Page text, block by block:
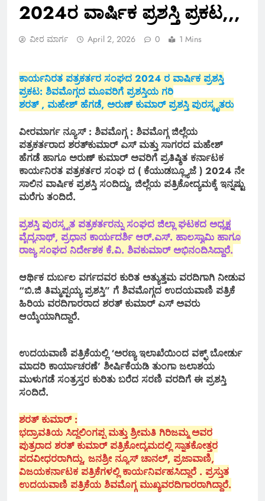
2024ರ ವಾರ್ಷಿಕ ಪ್ರಶಸ್ತಿ ಪ್ರಕಟ,,,
ವೀರ ಮಾರ್ಗ April 2, 2026 0 1 Mins
ಕಾರ್ಯನಿರತ ಪತ್ರಕರ್ತರ ಸಂಘದ 2024 ರ ವಾರ್ಷಿಕ ಪ್ರಶಸ್ತಿ
ಪ್ರಕಟ: ಶಿವಮೊಗ್ಗದ ಮೂವರಿಗೆ ಪ್ರಶಸ್ತಿಯ ಗರಿ
ಶರತ್ , ಮಹೇಶ್ ಹೆಗಡೆ, ಅರುಣ್ ಕುಮಾರ್ ಪ್ರಶಸ್ತಿ ಪುರಸ್ಕೃತರು
ವೀರಮಾರ್ಗ ನ್ಯೂಸ್ : ಶಿವಮೊಗ್ಗ : ಶಿವಮೊಗ್ಗ ಜಿಲ್ಲೆಯ
ಪತ್ರಕರ್ತರಾದ ಶರತ್‌ಕುಮಾರ್ ಎಸ್ ಮತ್ತು ಸಾಗರದ ಮಹೇಶ್
ಹೆಗಡೆ ಹಾಗೂ ಅರುಣ್‍ ಕುಮಾರ್ ಅವರಿಗೆ ಪ್ರತಿಷ್ಠಿತ ಕರ್ನಾಟಕ
ಕಾರ್ಯನಿರತ ಪತ್ರಕರ್ತರ ಸಂಘ ದ ( ಕೆಯುಡಬ್ಲ್ಯೂಜೆ ) 2024 ನೇ
ಸಾಲಿನ ವಾರ್ಷಿಕ ಪ್ರಶಸ್ತಿ ಸಂದಿದ್ದು, ಜಿಲ್ಲೆಯ ಪತ್ರಿಕೋದ್ಯಮಕ್ಕೆ ಇನ್ನಷ್ಟು
ಮರೆಗು ತಂದಿದೆ.
ಪ್ರಶಸ್ತಿ ಪುರಸ್ಕೃತ ಪತ್ರಕರ್ತರನ್ನು ಸಂಘದ ಜಿಲ್ಲಾ ಘಟಕದ ಅಧ್ಯಕ್ಷ
ವೈದ್ಯನಾಥ್, ಪ್ರಧಾನ ಕಾರ್ಯದರ್ಶಿ ಆರ್.ಎಸ್. ಹಾಲಸ್ವಾಮಿ ಹಾಗೂ
ರಾಜ್ಯ ಸಂಘದ ನಿರ್ದೇಶಕ ಕೆ.ವಿ. ಶಿವಕುಮಾರ್ ಅಭಿನಂದಿಸಿದ್ದಾರೆ.
ಆರ್ಥಿಕ ದುರ್ಬಲ ವರ್ಗದವರ ಕುರಿತ ಅತ್ಯುತ್ತಮ ವರದಿಗಾಗಿ ನೀಡುವ
“ಬಿ.ಜಿ ತಿಮ್ಮಪ್ಪಯ್ಯ ಪ್ರಶಸ್ತಿ” ಗೆ ಶಿವಮೊಗ್ಗದ ಉದಯವಾಣಿ ಪತ್ರಿಕೆ
ಹಿರಿಯ ವರದಿಗಾರರಾದ ಶರತ್ ಕುಮಾರ್ ಎಸ್ ಅವರು
ಆಯ್ಕೆಯಾಗಿದ್ದಾರೆ.
ಉದಯವಾಣಿ ಪತ್ರಿಕೆಯಲ್ಲಿ ‘ಅರಣ್ಯ ಇಲಾಖೆಯಿಂದ ವಕ್ಫ್ ಬೋರ್ಡು
ಮಾದರಿ ಕಾರ್ಯಾಚರಣೆ’ ಶೀರ್ಷಿಕೆಯಡಿ ತುಂಗಾ ಜಲಾಶಯ
ಮುಳುಗಡೆ ಸಂತ್ರಸ್ತರ ಕುರಿತು ಬರೆದ ಸರಣಿ ವರದಿಗೆ ಈ ಪ್ರಶಸ್ತಿ
ಸಂದಿದೆ.
ಶರತ್ ಕುಮಾರ್ :
ಭದ್ರಾವತಿಯ ಸಿದ್ದಲಿಂಗಪ್ಪ ಮತ್ತು ಶ್ರೀಮತಿ ಗಿರಿಜಮ್ಮ ಅವರ
ಪುತ್ರರಾದ ಶರತ್ ಕುಮಾರ್ ಪತ್ರಿಕೋದ್ಯಮದಲ್ಲಿ ಸ್ನಾತಕೋತ್ತರ
ಪದವೀಧರರಾಗಿದ್ದು, ಜನಶ್ರೀ ನ್ಯೂಸ್ ಚಾನಲ್, ಪ್ರಜಾವಾಣಿ,
ವಿಜಯಕರ್ನಾಟಕ ಪತ್ರಿಕೆಗಳಲ್ಲಿ ಕಾರ್ಯನಿರ್ವಹಸಿದ್ದಾರೆ . ಪ್ರಸ್ತುತ
ಉದಯವಾಣಿ ಪತ್ರಿಕೆಯ ಶಿವಮೊಗ್ಗ ಮುಖ್ಯವರದಿಗಾರರಾಗಿದ್ದಾರೆ.